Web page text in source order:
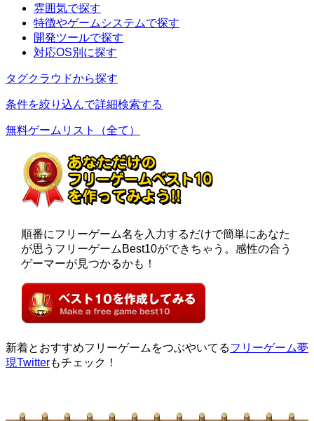
雰囲気で探す
特徴やゲームシステムで探す
開発ツールで探す
対応OS別に探す
タグクラウドから探す
条件を絞り込んで詳細検索する
無料ゲームリスト（全て）
順番にフリーゲーム名を入力するだけで簡単にあなた
が思うフリーゲームBest10ができちゃう。感性の合う
ゲーマーが見つかるかも！
新着とおすすめフリーゲームをつぶやいてるフリーゲーム夢
現Twitterもチェック！